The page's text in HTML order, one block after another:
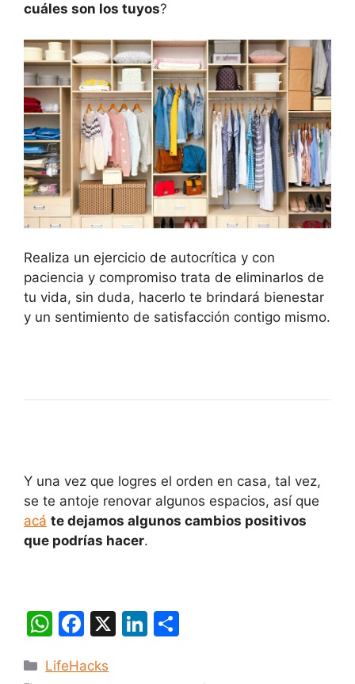
cuáles son los tuyos?
Realiza un ejercicio de autocrítica y con
paciencia y compromiso trata de eliminarlos de
tu vida, sin duda, hacerlo te brindará bienestar
y un sentimiento de satisfacción contigo mismo.
Y una vez que logres el orden en casa, tal vez,
se te antoje renovar algunos espacios, así que
acá te dejamos algunos cambios positivos
que podrías hacer.
W
at
F
c
X
Li
Categorías
LifeHacks